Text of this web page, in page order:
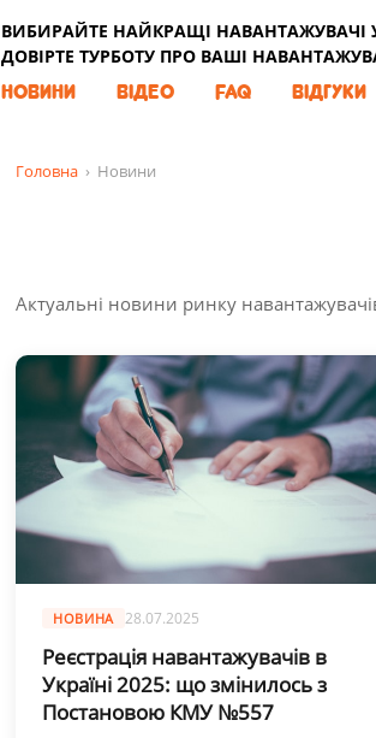
ВИБИРАЙТЕ НАЙКРАЩІ НАВАНТАЖУВАЧІ У
ДОВІРТЕ ТУРБОТУ ПРО ВАШІ
НОВИНИ ВІДЕО FAQ ВІДГУКИ
Головна › Новини
Актуальні новини ринку
НОВИНА 28.07.2025
Реєстрація навантажувачів в
Україні 2025: що змінилось з
Постановою КМУ №557